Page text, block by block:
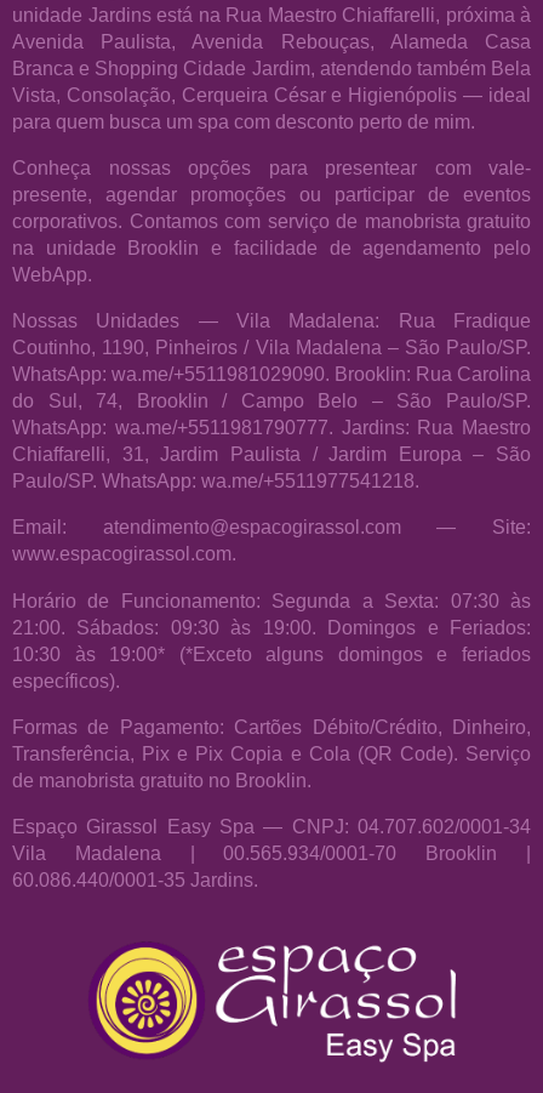
unidade Jardins está na Rua Maestro Chiaffarelli, próxima à
Avenida Paulista, Avenida Rebouças, Alameda Casa
Branca e Shopping Cidade Jardim, atendendo também Bela
Vista, Consolação, Cerqueira César e Higienópolis — ideal
para quem busca um spa com desconto perto de mim.
Conheça nossas opções para presentear com vale-
presente, agendar promoções ou participar de eventos
corporativos. Contamos com serviço de manobrista gratuito
na unidade Brooklin e facilidade de agendamento pelo
WebApp.
Nossas Unidades — Vila Madalena: Rua Fradique
Coutinho, 1190, Pinheiros / Vila Madalena – São Paulo/SP.
WhatsApp: wa.me/+5511981029090. Brooklin: Rua Carolina
do Sul, 74, Brooklin / Campo Belo – São Paulo/SP.
WhatsApp: wa.me/+5511981790777. Jardins: Rua Maestro
Chiaffarelli, 31, Jardim Paulista / Jardim Europa – São
Paulo/SP. WhatsApp: wa.me/+5511977541218.
Email: atendimento@espacogirassol.com — Site:
www.espacogirassol.com.
Horário de Funcionamento: Segunda a Sexta: 07:30 às
21:00. Sábados: 09:30 às 19:00. Domingos e Feriados:
10:30 às 19:00* (*Exceto alguns domingos e feriados
específicos).
Formas de Pagamento: Cartões Débito/Crédito, Dinheiro,
Transferência, Pix e Pix Copia e Cola (QR Code). Serviço
de manobrista gratuito no Brooklin.
Espaço Girassol Easy Spa — CNPJ: 04.707.602/0001-34
Vila Madalena | 00.565.934/0001-70 Brooklin |
60.086.440/0001-35 Jardins.